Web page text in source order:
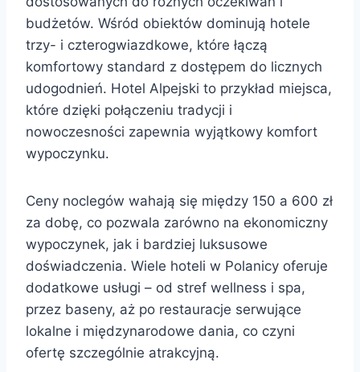
budżetów. Wśród obiektów dominują hotele
trzy- i czterogwiazdkowe, które łączą
komfortowy standard z dostępem do licznych
udogodnień. Hotel Alpejski to przykład miejsca,
które dzięki połączeniu tradycji i
nowoczesności zapewnia wyjątkowy komfort
wypoczynku.
Ceny noclegów wahają się między 150 a 600 zł
za dobę, co pozwala zarówno na ekonomiczny
wypoczynek, jak i bardziej luksusowe
doświadczenia. Wiele hoteli w Polanicy oferuje
dodatkowe usługi – od stref wellness i spa,
przez baseny, aż po restauracje serwujące
lokalne i międzynarodowe dania, co czyni
ofertę szczególnie atrakcyjną.